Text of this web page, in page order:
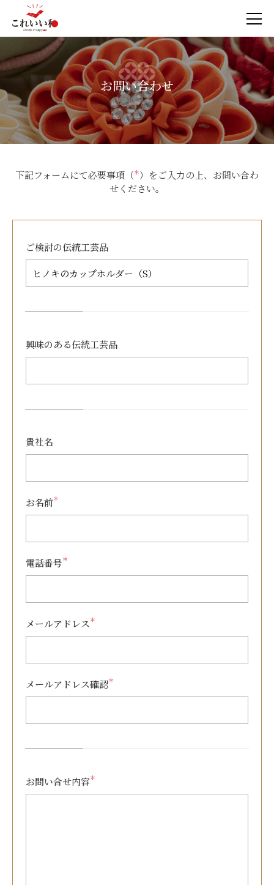
お問い合わせ
下記フォームにて必要事項（＊）をご入力の上、お問い合わ
せください。
ご検討の伝統工芸品
興味のある伝統工芸品
貴社名
お名前＊
電話番号＊
メールアドレス ＊
メールアドレス確認＊
お問い合せ内容＊